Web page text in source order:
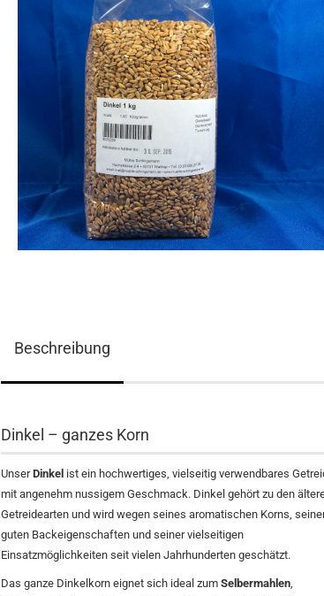
Beschreibung
Dinkel – ganzes Korn
UnserDinkel ist ein hochwertiges, vielseitig verwendbares
mit angenehm nussigem Geschmack. Dinkel gehört zu den
Getreidearten und wird wegen seines aromatischen Korns,
guten Backeigenschaften und seiner vielseitigen
Einsatzmöglichkeiten seit vielen Jahrhunderten geschätzt.
Das ganze Dinkelkorn eignet sich ideal zumSelbermahlen,